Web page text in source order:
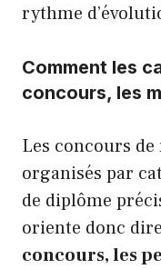
rythme
Comment les
concours, les
Les concours
organisés par
de diplôme
oriente donc
concours, les